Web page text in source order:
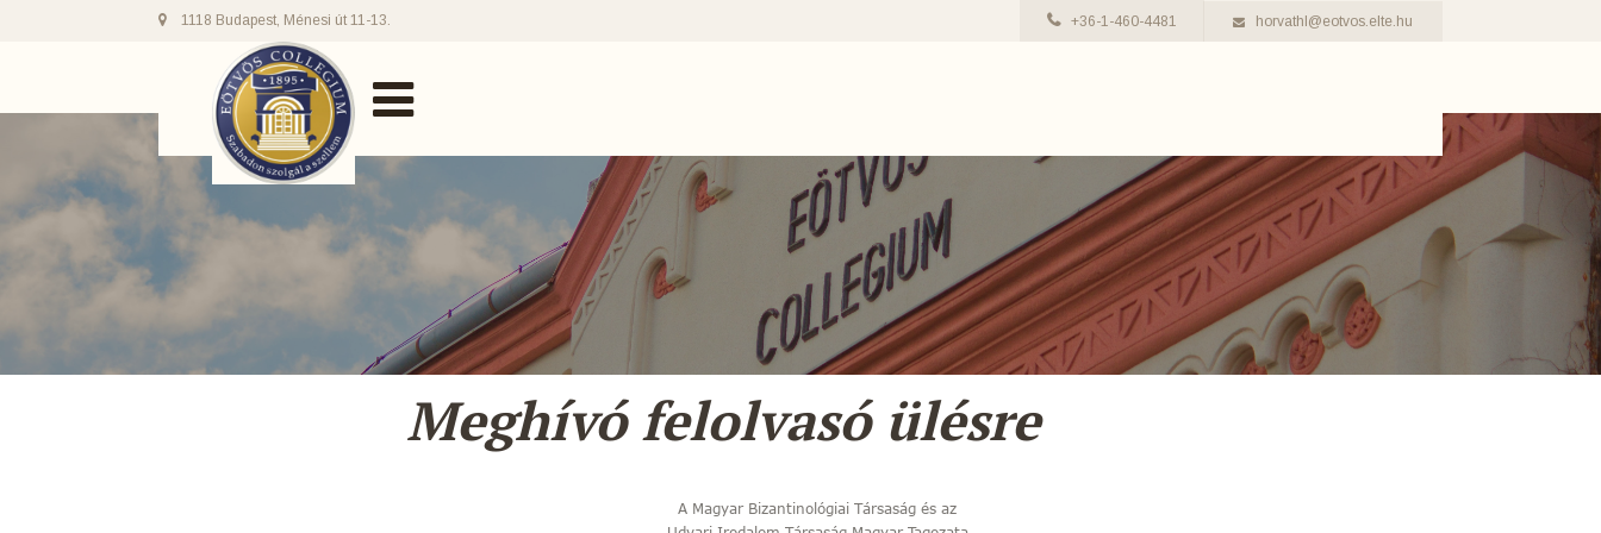
1118 Budapest, Ménesi út 11-13. +36-1-460-4481 horvathl@eotvos.elte.hu
Meghívó felolvasó ülésre
A Magyar Bizantinológiai Társaság és az